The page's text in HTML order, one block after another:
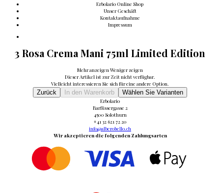
Erbolario Online Shop
Unser Geschäft
Kontaktaufnahme
Impressum
3 Rosa Crema Mani 75ml Limited Edition
Mehr anzeigen Weniger zeigen
Dieser Artikel ist zur Zeit nicht verfügbar.
Vielleicht interessieren Sie sich für eine andere Option.
Zurück In den Warenkorb Wählen Sie Varianten
Erbolario
Barfüssergasse 2
4500 Solothurn
+41 32 621 72 20
info@alberobello.ch
Wir akzeptieren die folgenden Zahlungsarten